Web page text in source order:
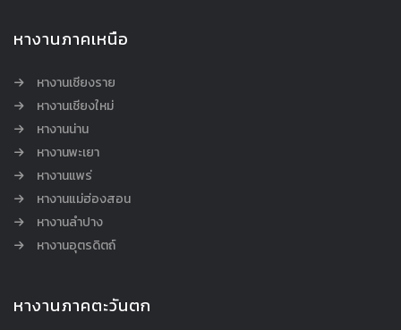
หางานภาคเหนือ
หางานเชียงราย
หางานเชียงใหม่
หางานน่าน
หางานพะเยา
หางานแพร่
หางานแม่ฮ่องสอน
หางานลำปาง
หางานอุตรดิตถ์
หางานภาคตะวันตก